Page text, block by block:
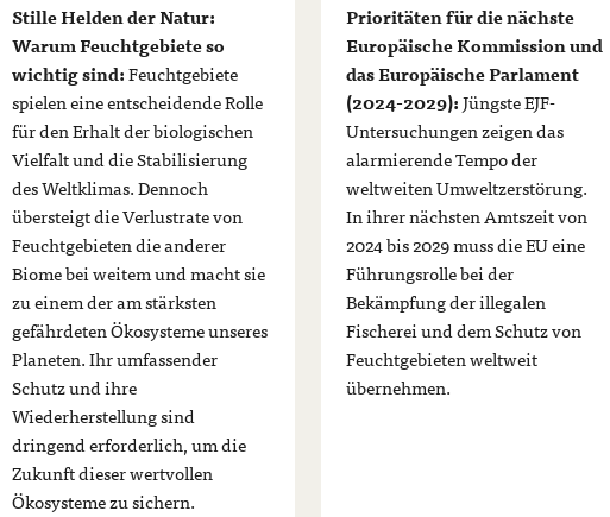
Stille Helden der Natur:
Warum Feuchtgebiete so
wichtig sind:Feuchtgebiete
spielen eine entscheidende Rolle
für den Erhalt der biologischen
Vielfalt und die Stabilisierung
des Weltklimas. Dennoch
übersteigt die Verlustrate von
Feuchtgebieten die anderer
Biome bei weitem und macht sie
zu einem der am stärksten
gefährdeten Ökosysteme unseres
Planeten. Ihr umfassender
Schutz und ihre
Wiederherstellung sind
dringend erforderlich, um die
Zukunft dieser wertvollen
Ökosysteme zu sichern.
Prioritäten für die nächste
Europäische Kommission und
das Europäische Parlament
(2024-2029):Jüngste EJF-
Untersuchungen zeigen das
alarmierende Tempo der
weltweiten Umweltzerstörung.
In ihrer nächsten Amtszeit von
2024 bis 2029 muss die EU eine
Führungsrolle bei der
Bekämpfung der illegalen
Fischerei und dem Schutz von
Feuchtgebieten weltweit
übernehmen.